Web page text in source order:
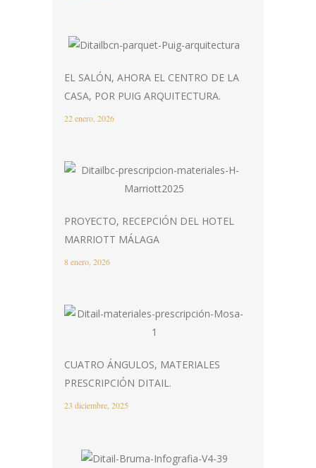
EL SALÓN, AHORA EL CENTRO DE LA
CASA, POR PUIG ARQUITECTURA.
22 enero, 2026
PROYECTO, RECEPCIÓN DEL HOTEL
MARRIOTT MÁLAGA
8 enero, 2026
CUATRO ÁNGULOS, MATERIALES
PRESCRIPCIÓN DITAIL.
23 diciembre, 2025